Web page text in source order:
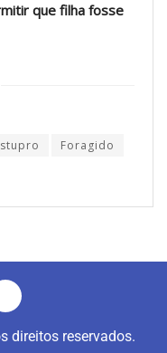
que filha fosse
Foragido
direitos reservados.